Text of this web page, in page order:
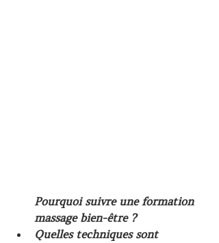
Pourquoi suivre une formation
massage bien-être ?
Quelles techniques sont